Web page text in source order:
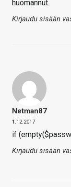
huomannut.
Kirjaudu sisään
Netman87
1.12.2017
if
Kirjaudu sisään